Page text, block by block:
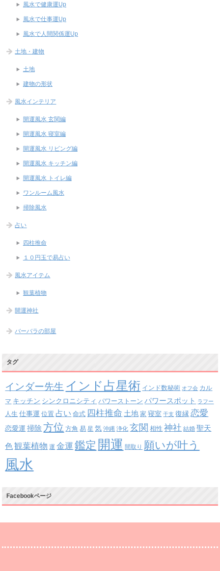
風水で健康運Up
風水で仕事運Up
風水で人間関係運Up
土地・建物
土地
建物の形状
風水インテリア
開運風水 玄関編
開運風水 寝室編
開運風水 リビング編
開運風水 キッチン編
開運風水 トイレ編
ワンルーム風水
掃除風水
占い
四柱推命
１０円玉で易占い
風水アイテム
観葉植物
開運神社
バーバラの部屋
タグ
インダー先生 インド占星術 インド数秘術 オフ会 カル
マ キッチン シンクロニシティ パワーストーン パワースポット ラフー
人生 仕事運 位置 占い 命式 四柱推命 土地 家 寝室 干支 復縁 恋愛
恋愛運 掃除 方位 方角 易 星 気 沖縄 浄化 玄関 相性 神社 結婚 聖天
色 観葉植物 運 金運 鑑定 開運 間取り 願いが叶う
風水
Facebookページ